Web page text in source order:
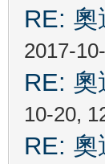
RE:
2017-
RE:
10-20,
RE: